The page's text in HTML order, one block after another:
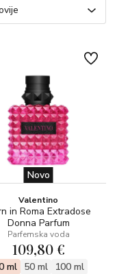
Novo
Valentino
in Roma Extradose
Donna Parfum
Parfemska voda
109,80 €
ml 50 ml 100 ml